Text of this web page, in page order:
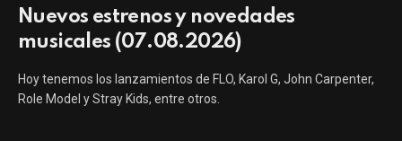
Nuevos estrenos y novedades
musicales (07.08.2026)
Hoy tenemos los lanzamientos de FLO, Karol G, John Carpenter,
Role Model y Stray Kids, entre otros.